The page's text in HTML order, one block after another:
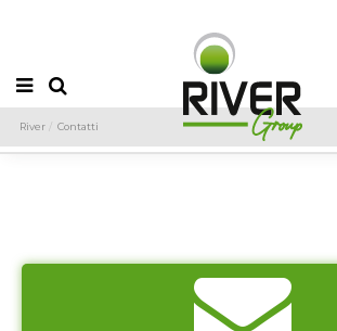
River Contatti